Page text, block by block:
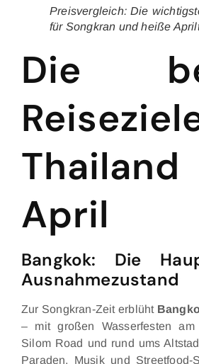
Preisvergleich: Die
für Songkran und heiße
Die
April
Bangkok: Die
Ausnahmezustand
Zur Songkran-Zeit erblüht
– mit großen Wasserfesten
Silom Road und rund ums
Paraden, Musik und Streetfood-